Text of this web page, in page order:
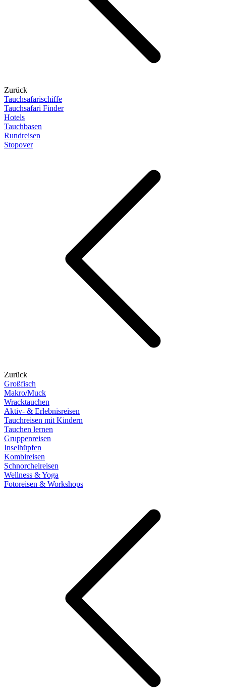
Zurück
Tauchsafarischiffe
Tauchsafari Finder
Hotels
Tauchbasen
Rundreisen
Stopover
Zurück
Großfisch
Makro/Muck
Wracktauchen
Aktiv- & Erlebnisreisen
Tauchreisen mit Kindern
Tauchen lernen
Gruppenreisen
Inselhüpfen
Kombireisen
Schnorchelreisen
Wellness & Yoga
Fotoreisen & Workshops